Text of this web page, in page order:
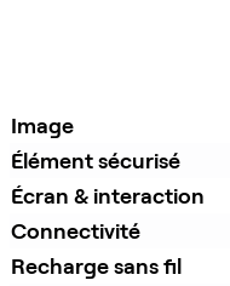
Image
Élément sécurisé
Écran & interaction
Connectivité
Recharge sans fil